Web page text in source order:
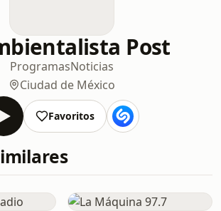
Post
ProgramasNoticias
Ciudad de México
Favoritos